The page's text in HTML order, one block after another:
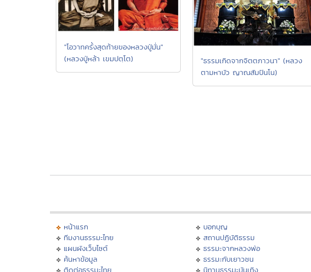
"โอวาทครั้งสุดท้ายของหลวงปู่มั่น"
(หลวงปู่หล้า เขมปตฺโต)
"ธรรมเกิดจากจิตตภาวนา" (หลวง
ตามหาบัว ญาณสัมปันโน)
หน้าแรก
ทีมงานธรรมะไทย
แผนผังเว็บไซต์
ค้นหาข้อมูล
ติดต่อธรรมะไทย
บอกบุญ
สถานปฏิบัติธรรม
ธรรมะจากหลวงพ่อ
ธรรมะกับเยาวชน
นิทานธรรมะบันเทิง